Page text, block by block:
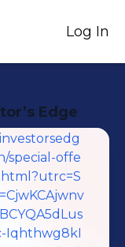
Log In
Edge
special-offe
Iqhthwg8kI